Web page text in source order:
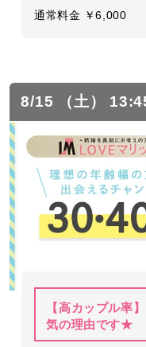
通常料金 ￥6,000
8/15 （土）
【高カップル率
気の理由です★